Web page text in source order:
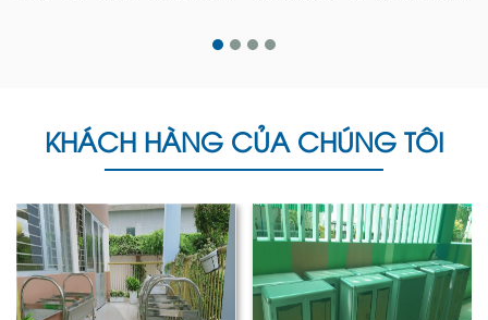
KHÁCH HÀNG CỦA CHÚNG TÔI